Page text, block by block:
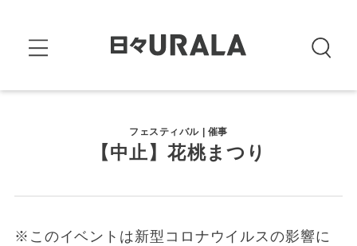
フェスティバル | 催事
【中止】花桃まつり
※このイベントは新型コロナウイルスの影響に